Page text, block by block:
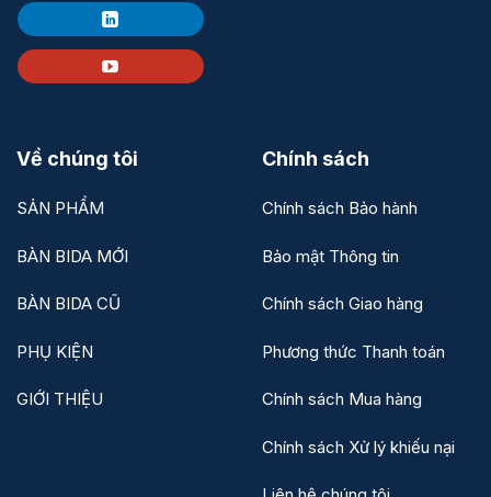
Về chúng tôi
SẢN PHẨM
BÀN BIDA MỚI
BÀN BIDA CŨ
PHỤ KIỆN
GIỚI THIỆU
Chính sách
Chính sách Bảo hành
Bảo mật Thông tin
Chính sách Giao hàng
Phương thức Thanh toán
Chính sách Mua hàng
Chính sách Xử lý khiếu nại